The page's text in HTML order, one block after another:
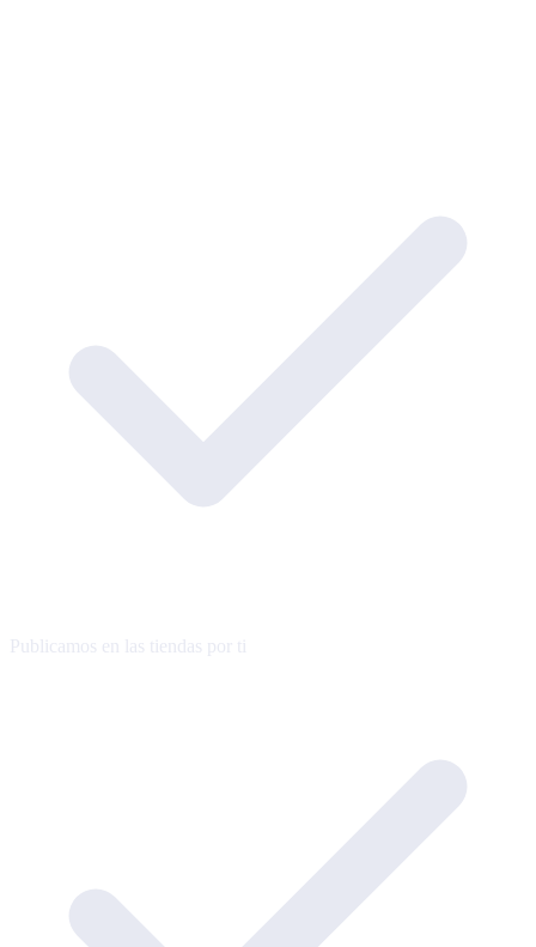
Publicamos en las tiendas por ti